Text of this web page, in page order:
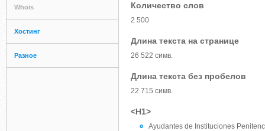
Whois
Хостинг
Разное
Количество слов
2 500
Длина текста на странице
26 522 симв.
Длина текста без пробелов
22 715 симв.
<H1>
Ayudantes de Instituciones